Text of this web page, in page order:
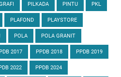
PILKADA PINTU PKL
PLAFOND PLAYSTORE
POLA POLA GRANIT
2017 PPDB 2018 PPDB 2019
2022 PPDB 2024